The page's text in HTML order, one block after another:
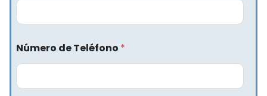
Número de Teléfono *